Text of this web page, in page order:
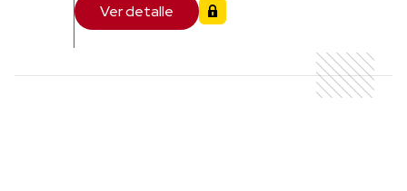
Ver detalle